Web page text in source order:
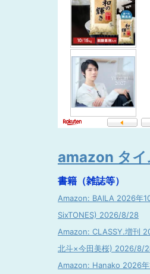
amazon タ
書籍（雑誌等）
Amazon: BAILA 2026年
SixTONES) 2026/8/28
Amazon: CLASSY.増刊
北斗×今田美桜) 2026/8/
Amazon: Hanako 2026